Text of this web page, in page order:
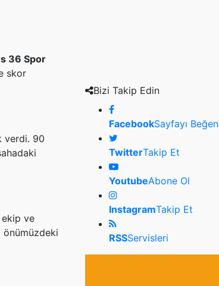
36 Spor
skor
verdi. 90
ve
Bizi Takip Edin
FacebookSayfayı Beğen
TwitterTakip Et
YoutubeAbone Ol
InstagramTakip Et
RSSServisleri